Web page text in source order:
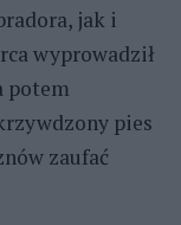
jak i
wyprowadził
potem
pies
zaufać